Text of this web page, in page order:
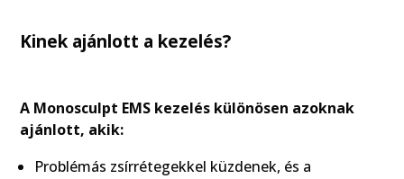
Kinek ajánlott a kezelés?
A Monosculpt EMS kezelés különösen azoknak
ajánlott, akik:
Problémás zsírrétegekkel küzdenek, és a